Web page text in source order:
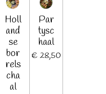
Holl
and
se
bor
rels
cha
al
Par
tysc
haal
€ 28,50